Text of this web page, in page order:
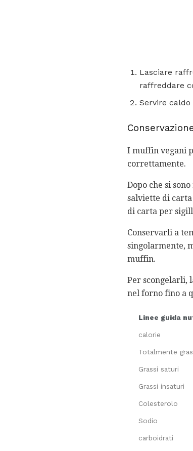
Lasciare
raffreddare
Servire
I muffin vegani
correttamente.
Dopo che si
salviette di
di carta per
Conservarli a
singolarmente,
muffin.
Per scongelarli,
nel forno fino a
Linee guida
calorie
Totalmente
Grassi saturi
Grassi insaturi
Colesterolo
Sodio
carboidrati